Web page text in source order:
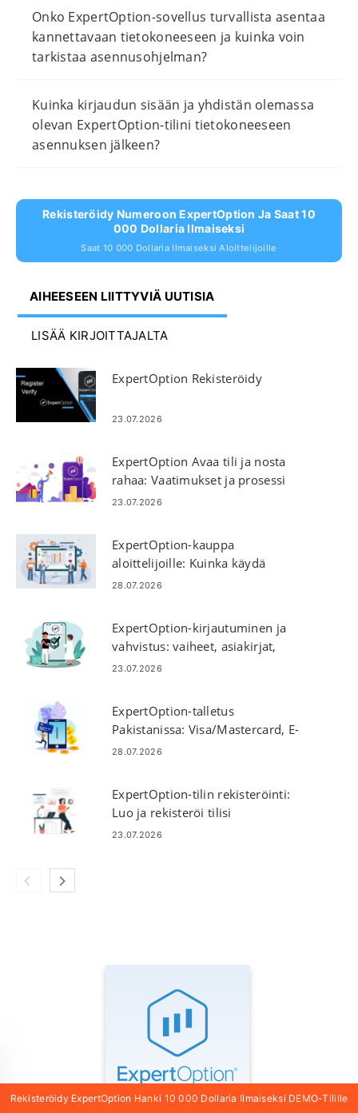
Onko ExpertOption-sovellus turvallista asentaa
kannettavaan tietokoneeseen ja kuinka voin
tarkistaa asennusohjelman?
Kuinka kirjaudun sisään ja yhdistän olemassa
olevan ExpertOption-tilini tietokoneeseen
asennuksen jälkeen?
Rekisteröidy Numeroon ExpertOption Ja Saat 10
000 Dollaria Ilmaiseksi
Saat 10 000 Dollaria Ilmaiseksi Aloittelijoille
AIHEESEEN LIITTYVIÄ UUTISIA
LISÄÄ KIRJOITTAJALTA
ExpertOption Rekisteröidy
23.07.2026
ExpertOption Avaa tili ja nosta
rahaa: Vaatimukset ja prosessi
23.07.2026
ExpertOption-kauppa
aloittelijoille: Kuinka käydä
kauppaa alustalla
28.07.2026
ExpertOption-kirjautuminen ja
vahvistus: vaiheet, asiakirjat,
vianetsintä
23.07.2026
ExpertOption-talletus
Pakistanissa: Visa/Mastercard, E-
Payments & Crypto
28.07.2026
ExpertOption-tilin rekisteröinti:
Luo ja rekisteröi tilisi
23.07.2026
Rekisteröidy ExpertOption Hanki 10 000 Dollaria Ilmaiseksi DEMO-Tilille